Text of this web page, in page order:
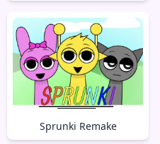
Sprunki Remake